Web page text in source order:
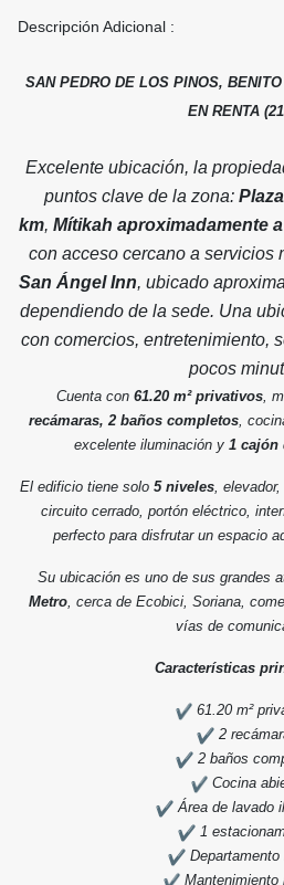
Descripción Adicional :
SAN PEDRO DE LOS PINOS,
EN RENTA
Excelente ubicación, la
puntos clave de la zona:
km, Mítikah aproximadamente
con acceso cercano a servicios
San Ángel Inn, ubicado
dependiendo de la sede. Una
con comercios, entretenimiento,
pocos
Cuenta con 61.20 m² privativos,
recámaras, 2 baños completos,
excelente iluminación y 1 cajón
El edificio tiene solo 5 niveles,
circuito cerrado, portón eléctrico,
perfecto para disfrutar un espacio
Su ubicación es uno de sus grandes
Metro, cerca de Ecobici, Soriana,
vías de
Características
61.20 m²
2
2 baños
Cocina
Área de lavado
1
Departamento
Mantenimiento